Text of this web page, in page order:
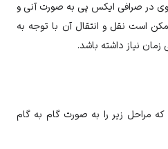
در صرافی ایکس پی به صورت آنی و
است نقل و انتقال آن با توجه به
نیاز داشته باشد.
که مراحل زیر را به صورت گام به گام